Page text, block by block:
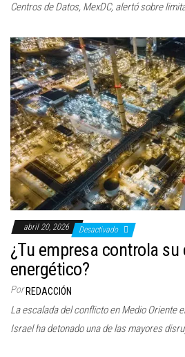
Centros de Datos, MexDC, alertó sobre
abril 20, 2026 Desactivado
¿Tu empresa controla su
energético?
Por REDACCIÓN
La escalada del conflicto en Medio Oriente
Israel ha detonado una de las mayores